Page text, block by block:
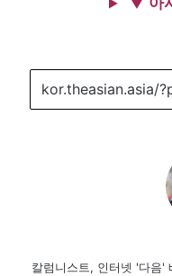
칼럼니스트, 인터넷 '다음'